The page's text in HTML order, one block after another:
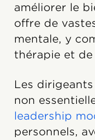
améliorer le
offre de
mentale, y
thérapie et de
Les
non
leadership
personnels,